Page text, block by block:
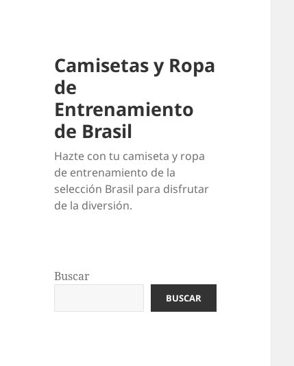
Camisetas y Ropa
de
Entrenamiento
de Brasil
Hazte con tu camiseta y ropa
de entrenamiento de la
selección Brasil para disfrutar
de la diversión.
Buscar
BUSCAR